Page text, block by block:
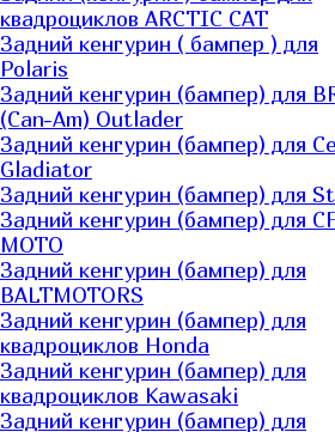
квадроциклов ARCTIC CAT
Задний кенгурин ( бампер ) для
Polaris
Задний кенгурин (бампер) для
(Can-Am) Outlader
Задний кенгурин (бампер) для
Gladiator
Задний кенгурин (бампер) для
Задний кенгурин (бампер) для
MOTO
Задний кенгурин (бампер) для
BALTMOTORS
Задний кенгурин (бампер) для
квадроциклов Honda
Задний кенгурин (бампер) для
квадроциклов Kawasaki
Задний кенгурин (бампер) для